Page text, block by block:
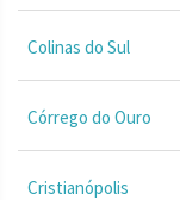
Colinas do Sul
Córrego do Ouro
Cristianópolis